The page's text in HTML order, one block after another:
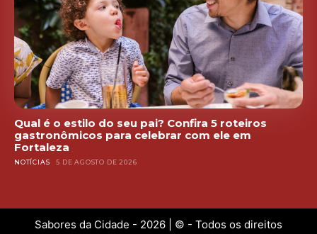
Qual é o estilo do seu pai? Confira 5 roteiros
gastronômicos para celebrar com ele em
Fortaleza
NOTÍCIAS 5 DE AGOSTO DE 2026
Sabores da Cidade - 2026 | © - Todos os direitos